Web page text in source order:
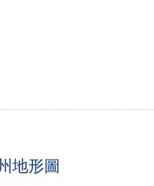
地形圖